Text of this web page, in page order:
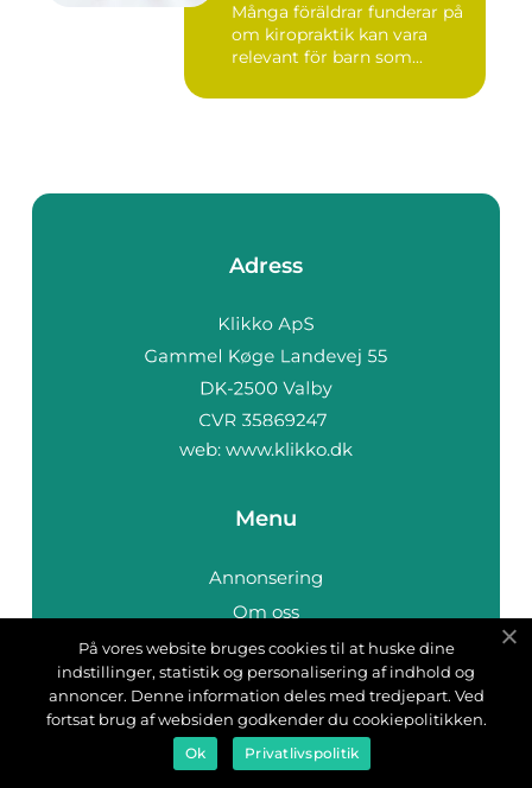
Många föräldrar funderar på
om kiropraktik kan vara
relevant för barn som...
Adress
web: www.klikko.dk
Menu
Annonsering
Om oss
Cookies
Kontakta oss
Sitemap
På vores website bruges cookies til at huske dine
indstillinger, statistik og personalisering af indhold og
annoncer. Denne information deles med tredjepart. Ved
fortsat brug af websiden godkender du cookiepolitikken.
Ok Privatlivspolitik